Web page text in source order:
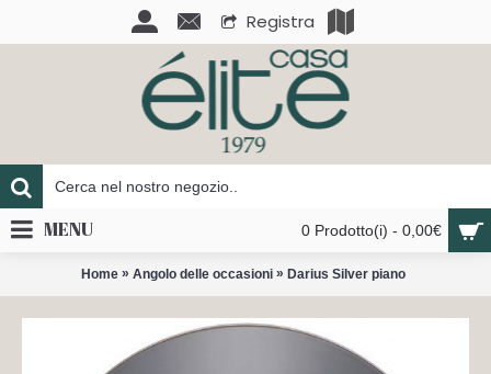
Registra
0 Prodotto(i) - 0,00€
MENU
Home » Angolo delle occasioni » Darius Silver piano